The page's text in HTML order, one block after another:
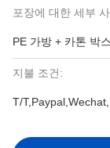
포장에 대한 세부
PE 가방 + 카톤 박스
지불 조건:
T/